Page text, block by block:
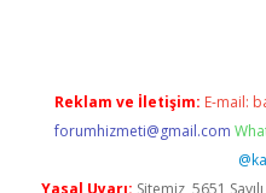
Reklam ve İletişim: E-mail:
forumhizmeti@gmail.com
Yasal Uyarı: Sitemiz, 5651